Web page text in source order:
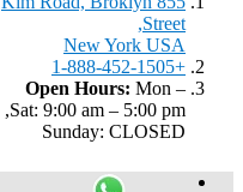
Street,
New York USA
+1-888-452-1505
Open Hours: Mon –
Sat: 9:00 am – 5:00 pm,
Sunday: CLOSED